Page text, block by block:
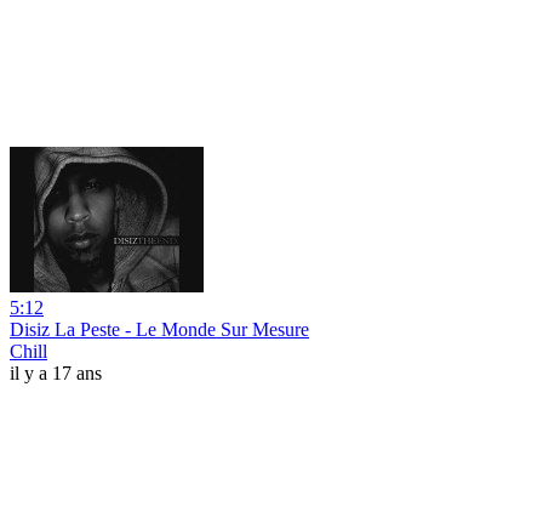
5:12
Disiz La Peste - Le Monde Sur Mesure
Chill
il y a 17 ans